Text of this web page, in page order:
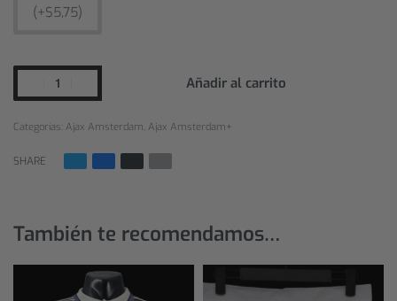
(+$5,75)
Añadir al carrito
Categorías: Ajax Amsterdam Ajax Amsterdam+
SHARE
También te recomendamos…